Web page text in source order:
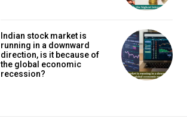
Indian stock market is
running in a downward
direction, is it because of
the global economic
recession?